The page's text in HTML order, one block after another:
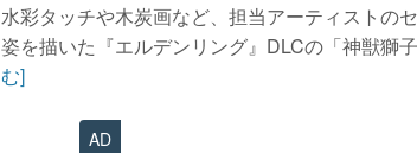
水彩タッチや木炭画など、担当アーティストの
姿を描いた『エルデンリング』DLCの「神獣獅
む]
AD